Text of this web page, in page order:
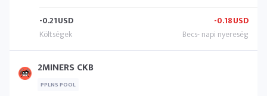
-0.21USD -0.18USD
2MINERS CKB
PPLNS POOL